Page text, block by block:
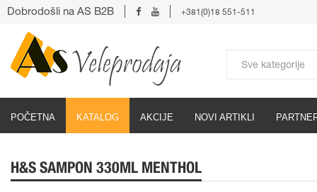
POČETNA KATALOG AKCIJE NOVI ARTIKLI
Dobrodošli na AS B2B +381(0)18 551-511
H&S SAMPON 330ML MENTHOL